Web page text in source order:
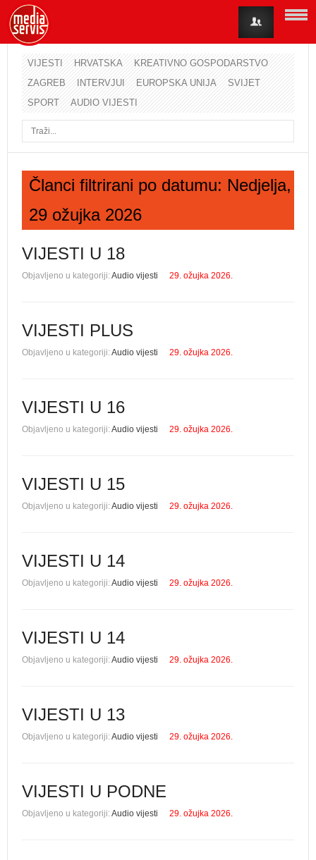
VIJESTI HRVATSKA
KREATIVNO GOSPODARSTVO
ZAGREB
INTERVJUI EUROPSKA UNIJA
SVIJET
SPORT
AUDIO VIJESTI
Članci filtrirani po datumu: Nedjelja,
29 ožujka 2026
VIJESTI U 18
Objavljeno u kategoriji:Audio vijesti 29. ožujka 2026.
VIJESTI PLUS
Objavljeno u kategoriji:Audio vijesti 29. ožujka 2026.
VIJESTI U 16
Objavljeno u kategoriji:Audio vijesti 29. ožujka 2026.
VIJESTI U 15
Objavljeno u kategoriji:Audio vijesti 29. ožujka 2026.
VIJESTI U 14
Objavljeno u kategoriji:Audio vijesti 29. ožujka 2026.
VIJESTI U 14
Objavljeno u kategoriji:Audio vijesti 29. ožujka 2026.
VIJESTI U 13
Objavljeno u kategoriji:Audio vijesti 29. ožujka 2026.
VIJESTI U PODNE
Objavljeno u kategoriji:Audio vijesti 29. ožujka 2026.
Korisničko ime
Lozinka
Zaboravili ste lozinku?